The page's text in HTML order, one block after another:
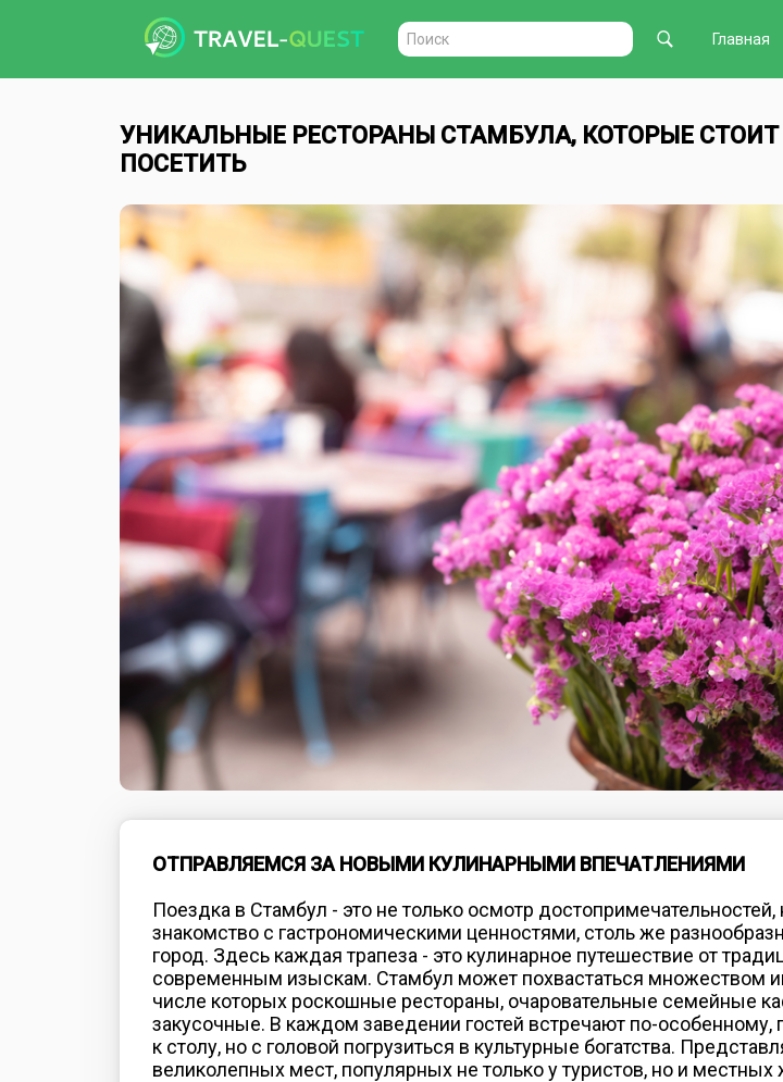
Поиск
Главная
УНИКАЛЬНЫЕ РЕСТОРАНЫ СТАМБУЛА, КОТОРЫЕ СТОИТ
ПОСЕТИТЬ
ОТПРАВЛЯЕМСЯ ЗА НОВЫМИ КУЛИНАРНЫМИ ВПЕЧАТЛЕНИЯМИ
Поездка в Стамбул - это не только осмотр достопримечательностей,
знакомство с гастрономическими ценностями, столь же
город. Здесь каждая трапеза - это кулинарное путешествие от
современным изыскам. Стамбул может похвастаться множеством
числе которых роскошные рестораны, очаровательные семейные
закусочные. В каждом заведении гостей встречают по-особенному,
к столу, но с головой погрузиться в культурные богатства.
великолепных мест, популярных не только у туристов, но и местных